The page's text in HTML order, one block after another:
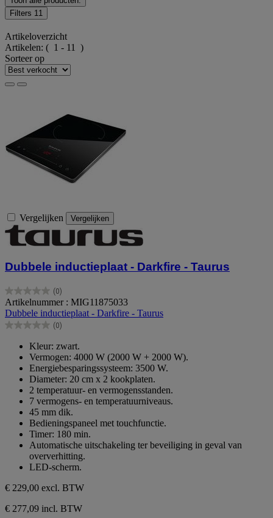
Filters 11
Artikeloverzicht
Artikelen: ( 1 - 11 )
Sorteer op
Vergelijken Vergelijken
Dubbele inductieplaat - Darkfire - Taurus
(0)
0.0
van
de
5
Artikelnummer : MIG11875033
Dubbele inductieplaat - Darkfire - Taurus
(0)
0.0
sterren.
Kleur: zwart.
Vermogen: 4000 W (2000 W + 2000 W).
Energiebesparingssysteem: 3500 W.
Diameter: 20 cm x 2 kookplaten.
2 temperatuur- en vermogensstanden.
7 vermogens- en temperatuurniveaus.
45 mm dik.
Bedieningspaneel met touchfunctie.
Timer: 180 min.
Automatische uitschakeling ter beveiliging in geval van
oververhitting.
LED-scherm.
€ 229,00 excl. BTW
€ 277,09 incl. BTW